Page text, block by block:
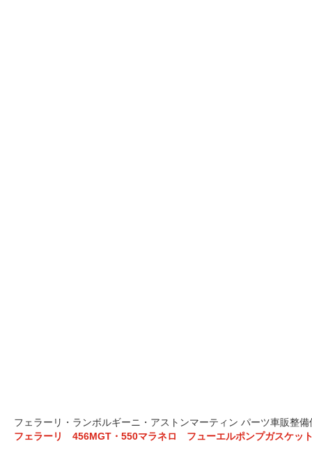
フェラーリ・ランボルギーニ・アストンマーティン パーツ車販整
フェラーリ 456MGT・550マラネロ フューエルポンプガスケッ